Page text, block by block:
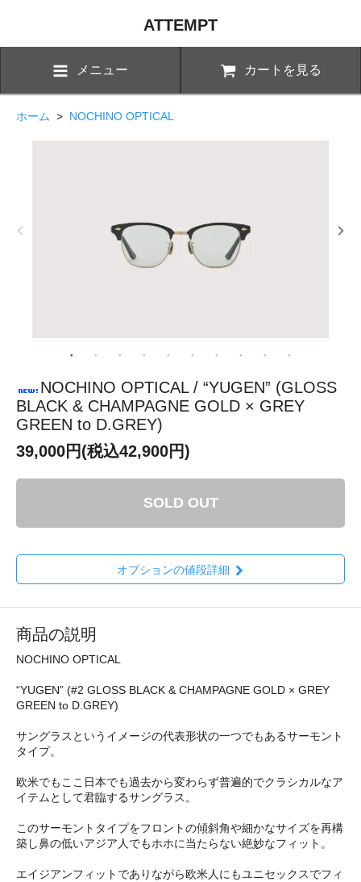
ATTEMPT
メニュー カートを見る
ホーム > NOCHINO OPTICAL
NOCHINO OPTICAL / “YUGEN” (GLOSS
BLACK & CHAMPAGNE GOLD × GREY
GREEN to D.GREY)
39,000円(税込42,900円)
SOLD OUT
オプションの値段詳細
商品の説明
NOCHINO OPTICAL
“YUGEN” (#2 GLOSS BLACK & CHAMPAGNE GOLD × GREY
GREEN to D.GREY)
サングラスというイメージの代表形状の一つでもあるサーモント
タイプ。
欧米でもここ日本でも過去から変わらず普遍的でクラシカルなア
イテムとして君臨するサングラス。
このサーモントタイプをフロントの傾斜角や細かなサイズを再構
築し鼻の低いアジア人でもホホに当たらない絶妙なフィット。
エイジアンフィットでありながら欧米人にもユニセックスでフィ